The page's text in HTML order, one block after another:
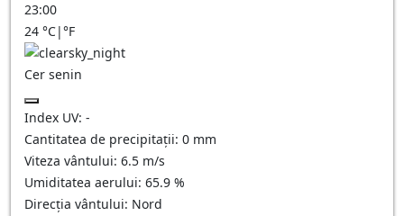
23:00
24 °C|°F
Cer senin
Index UV: -
Cantitatea de precipitații: 0 mm
Viteza vântului: 6.5 m/s
Umiditatea aerului: 65.9 %
Direcția vântului: Nord